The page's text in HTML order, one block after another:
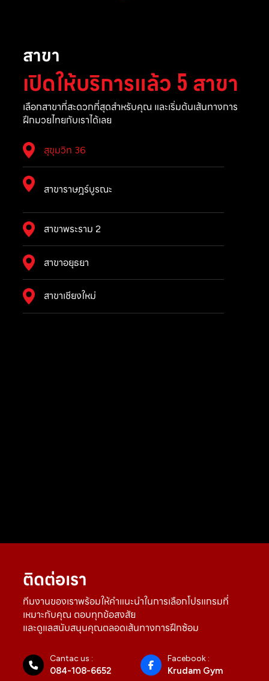
สาขา
เปิดให้บริการแล้ว 5 สาขา
เลือกสาขาที่สะดวกที่สุดสำหรับคุณ และเริ่มต้นเส้นทางการ
ฝึกมวยไทยกับเราได้เลย
สุขุมวิท 36
สาขาราษฎร์บูรณะ
สาขาพระราม 2
สาขาอยุธยา
สาขาเชียงใหม่
ติดต่อเรา
ทีมงานของเราพร้อมให้คำแนะนำในการเลือกโปรแกรมที่
เหมาะกับคุณ ตอบทุกข้อสงสัย
และดูแลสนับสนุนคุณตลอดเส้นทางการฝึกซ้อม
Cantac us :
084-108-6652
Facebook :
Krudam Gym